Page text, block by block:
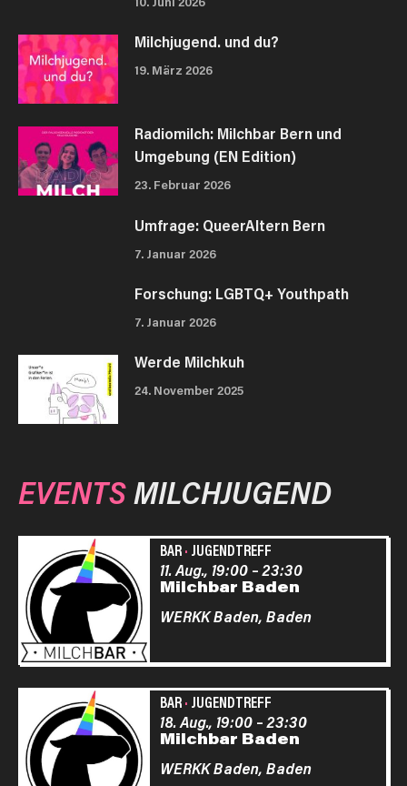
Milchjugend. und du?
19. März 2026
Radiomilch: Milchbar Bern und
Umgebung (EN Edition)
23. Februar 2026
Umfrage: QueerAltern Bern
7. Januar 2026
Forschung: LGBTQ+ Youthpath
7. Januar 2026
Werde Milchkuh
24. November 2025
EVENTSMILCHJUGEND
BAR· JUGENDTREFF
Milchbar Baden
11. Aug., 19:00–23:30
WERKK Baden, Baden
BAR· JUGENDTREFF
Milchbar Baden
18. Aug., 19:00–23:30
WERKK Baden, Baden